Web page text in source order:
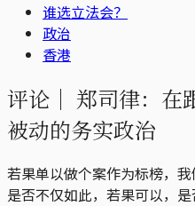
谁选立法会？
政治
香港
评论｜ 郑司律：在
被动的务实政治
若果单以做个案作为标榜，
是否不仅如此，若果可以，